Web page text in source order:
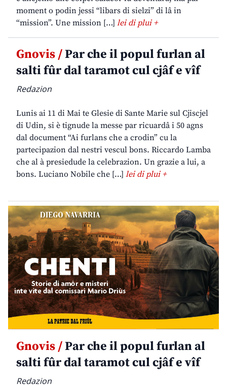
moment o podin jessi “libars di sielzi” di lâ in
“mission”. Une mission […] lei di plui +
Gnovis /Par che il popul furlan al
salti fûr dal taramot cul cjâf e vîf
Redazion
Lunis ai 11 di Mai te Glesie di Sante Marie sul Cjiscjel
di Udin, si è tignude la messe par ricuardâ i 50 agns
dal document “Ai furlans che a crodin” cu la
partecipazion dal nestri vescul bons. Riccardo Lamba
che al à presiedude la celebrazion. Un grazie a lui, a
bons. Luciano Nobile che […] lei di plui +
Gnovis /Par che il popul furlan al
salti fûr dal taramot cul cjâf e vîf
Redazion